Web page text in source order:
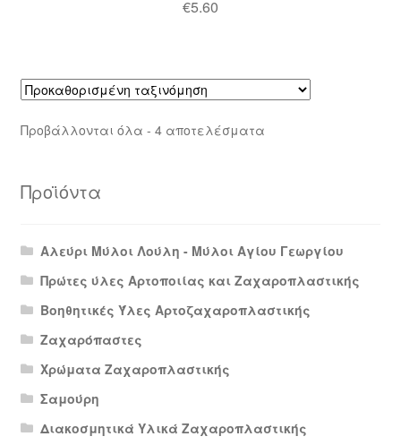
€5.60
Προβάλλονται όλα - 4 αποτελέσματα
Προϊόντα
Αλεύρι Μύλοι Λούλη - Μύλοι Αγίου Γεωργίου
Πρώτες ύλες Αρτοποιίας και Ζαχαροπλαστικής
Βοηθητικές Ύλες Αρτοζαχαροπλαστικής
Ζαχαρόπαστες
Χρώματα Ζαχαροπλαστικής
Σαμούρη
Διακοσμητικά Υλικά Ζαχαροπλαστικής